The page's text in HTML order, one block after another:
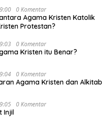
0 Komentar
Agama Kristen Katolik
Protestan?
0 Komentar
Kristen itu Benar?
0 Komentar
Agama Kristen dan Alkitab
0 Komentar
Injil